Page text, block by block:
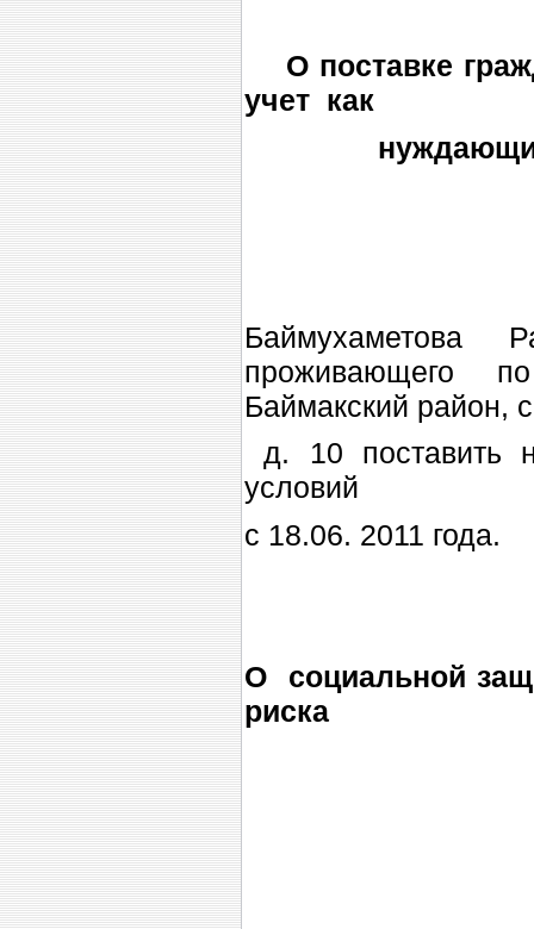
О поставке
учет как
нуждающийся
Баймухаметова
проживающего
Баймакский район,
д. 10 поставить
условий
с 18.06. 2011 года.
О социальной
риска